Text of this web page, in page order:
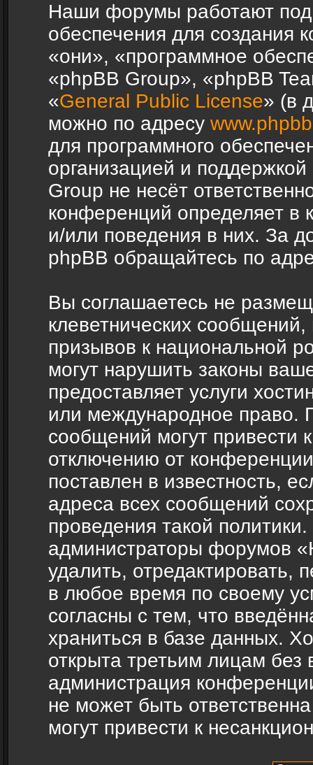
Наши форумы работают под
обеспечения для создания
«они», «программное
«phpBB Group», «phpBB
«General Public License» (в
можно по адресу
для программного
организацией и
Group не несёт
конференций определяет в
и/или поведения в них. За
phpBB обращайтесь по
Вы соглашаетесь не
клеветнических
призывов к национальной
могут нарушить законы
предоставляет услуги
или международное право.
сообщений могут привести
отключению от
поставлен в известность,
адреса всех сообщений
проведения такой
администраторы форумов
удалить, отредактировать,
в любое время по своему
согласны с тем, что
храниться в базе данных.
открыта третьим лицам
администрация
не может быть
могут привести к